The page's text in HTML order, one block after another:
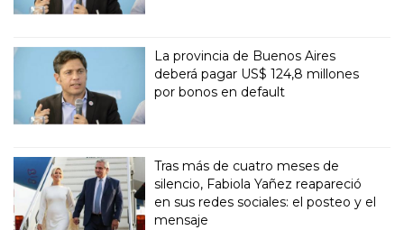
La provincia de Buenos Aires
deberá pagar US$ 124,8 millones
por bonos en default
Tras más de cuatro meses de
silencio, Fabiola Yañez reapareció
en sus redes sociales: el posteo y el
mensaje